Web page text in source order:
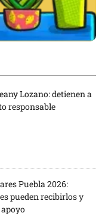
Lozano: detienen a
responsable
Puebla 2026:
pueden recibirlos y